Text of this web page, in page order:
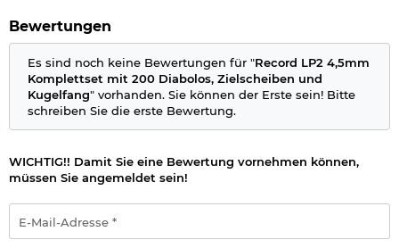
Bewertungen
Es sind noch keine Bewertungen für "Record LP2 4,5mm
Komplettset mit 200 Diabolos, Zielscheiben und
Kugelfang" vorhanden. Sie können der Erste sein! Bitte
schreiben Sie die erste Bewertung.
WICHTIG!! Damit Sie eine Bewertung vornehmen können,
müssen Sie angemeldet sein!
Mail-
Adresse